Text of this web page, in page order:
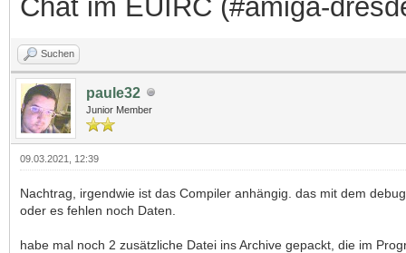
Chat im EUIRC (#amiga-
Suchen
paule32
Junior Member
09.03.2021, 12:39
Nachtrag, irgendwie ist das Compiler anhängig. das mit dem
oder es fehlen noch Daten.
habe mal noch 2 zusätzliche Datei ins Archive gepackt, die im